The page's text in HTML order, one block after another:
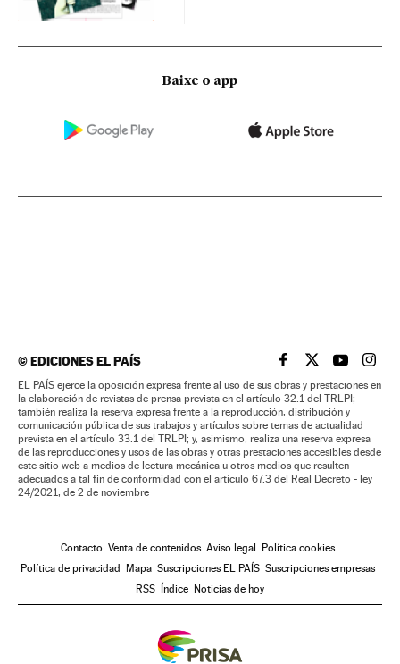
Baixe o app
©EDICIONES EL PAÍS EL PAÍS BRASIL EN
EL PAÍSEL PAÍS
EL
EL PAÍS ejerce la oposición expresa frente al uso de sus obras y prestaciones en
la elaboración de revistas de prensa prevista en el artículo 32.1 del TRLPI;
también realiza la reserva expresa frente a la reproducción, distribución y
comunicación pública de sus trabajos y artículos sobre temas de actualidad
prevista en el artículo 33.1 del TRLPI; y, asimismo, realiza una reserva expresa
de las reproducciones y usos de las obras y otras prestaciones accesibles desde
este sitio web a medios de lectura mecánica u otros medios que resulten
adecuados a tal fin de conformidad con el artículo 67.3 del Real Decreto - ley
24/2021, de 2 de noviembre
Contacto Venta de contenidos Aviso legal
Política cookies
Política de privacidad
Mapa Suscripciones EL PAÍS Suscripciones empresas
RSS
Índice Noticias de hoy